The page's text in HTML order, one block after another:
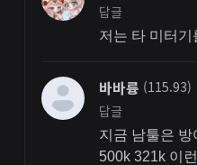
답글
저는 타 미터
바바륭 (115.93)
답글
지금 남툴은
500k 321k 이